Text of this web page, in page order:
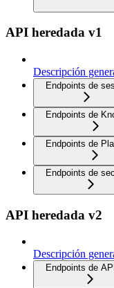
API heredada v1
Descripción
Endpoints de
Endpoints de
Endpoints de
Endpoints de
API heredada v2
Descripción
Endpoints de